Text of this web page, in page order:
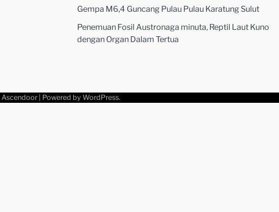
Gempa M6,4 Guncang Pulau Pulau Karatung Sulut
Penemuan Fosil Austronaga minuta, Reptil Laut Kuno
dengan Organ Dalam Tertua
Ascendoor | Powered by WordPress.